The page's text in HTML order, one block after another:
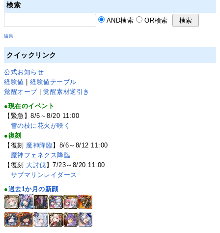
検索
AND検索 OR検索
編集
クイックリンク
公式お知らせ
経験値 |経験値テーブル
覚醒オーブ |覚醒素材逆引き
●現在のイベント
【緊急】8/6～8/20 11:00
雪の枝に花火が咲く
●復刻
【復刻 魔神降臨】8/6～8/12 11:00
魔神フェネクス降臨
【復刻 大討伐 】7/23～8/20 11:00
サブマリンレイダース
●過去1か月の新顔